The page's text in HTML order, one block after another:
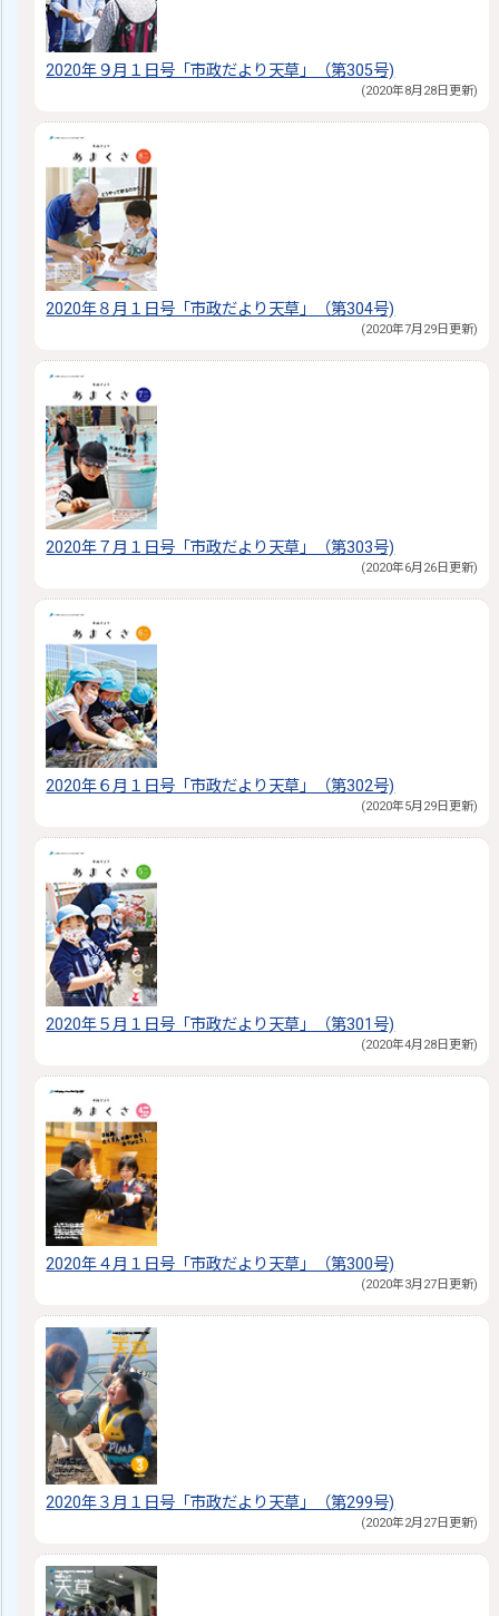
2020年９月１日号「市政だより天草」（第305号)
(2020年8月28日更新)
2020年８月１日号「市政だより天草」（第304号)
(2020年7月29日更新)
2020年７月１日号「市政だより天草」（第303号)
(2020年6月26日更新)
2020年６月１日号「市政だより天草」（第302号)
(2020年5月29日更新)
2020年５月１日号「市政だより天草」（第301号)
(2020年4月28日更新)
2020年４月１日号「市政だより天草」（第300号)
(2020年3月27日更新)
2020年３月１日号「市政だより天草」（第299号)
(2020年2月27日更新)